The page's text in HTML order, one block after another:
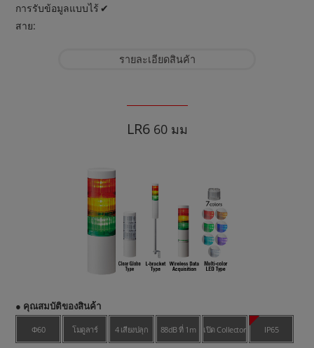
การรับข้อมูลแบบไร้
สาย:
✔︎
รายละเอียดสินค้า
LR660 มม
● คุณสมบัติของสินค้า
Φ60 โมดูลาร์ 4 เสียงปลุก 88dB ที่ 1m เปิด Collector IP65